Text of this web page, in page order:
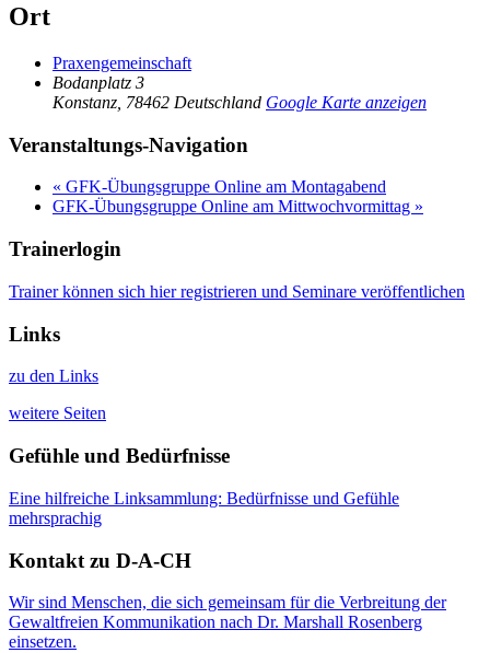
Ort
Praxengemeinschaft
Bodanplatz 3
Konstanz 78462 Deutschland Google Karte anzeigen
Veranstaltungs-Navigation
« GFK-Übungsgruppe Online am Montagabend
GFK-Übungsgruppe Online am Mittwochvormittag »
Trainerlogin
Trainer können sich hier registrieren und Seminare veröffentlichen
Links
zu den Links
weitere Seiten
Gefühle und Bedürfnisse
Eine hilfreiche Linksammlung: Bedürfnisse und Gefühle
mehrsprachig
Kontakt zu D-A-CH
Wir sind Menschen, die sich gemeinsam für die Verbreitung der
Gewaltfreien Kommunikation nach Dr. Marshall Rosenberg
einsetzen.